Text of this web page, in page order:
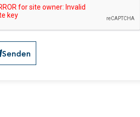
Senden